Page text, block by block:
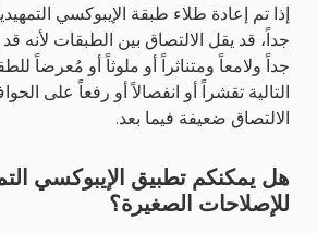
إذا تم إعادة طلاء طبقة الإيبوكسي
جداً، قد يقل الالتصاق بين الطبقات لأنه
جداً ولامعاً ومتناثراً أو ملوثاً أو مُعرضاً
التالية تقشراً أو انفصالاً أو رفعاً على
الالتصاق ضعيفة فيما بعد.
هل يمكنكم تطبيق الإيبوكسي
للإصلاحات الصغيرة؟